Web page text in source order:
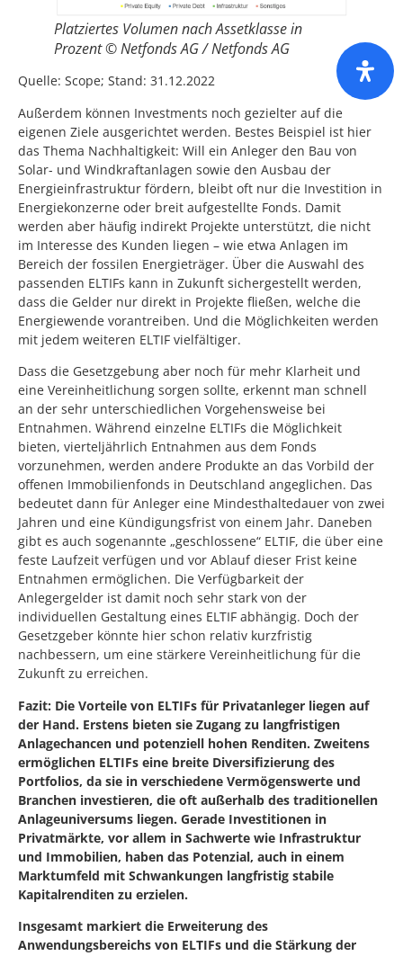
Platziertes Volumen nach Assetklasse in
Prozent © Netfonds AG / Netfonds AG
Quelle: Scope; Stand: 31.12.2022
Außerdem können Investments noch gezielter auf die
eigenen Ziele ausgerichtet werden. Bestes Beispiel ist hier
das Thema Nachhaltigkeit: Will ein Anleger den Bau von
Solar- und Windkraftanlagen sowie den Ausbau der
Energieinfrastruktur fördern, bleibt oft nur die Investition in
Energiekonzerne oder breit aufgestellte Fonds. Damit
werden aber häufig indirekt Projekte unterstützt, die nicht
im Interesse des Kunden liegen – wie etwa Anlagen im
Bereich der fossilen Energieträger. Über die Auswahl des
passenden ELTIFs kann in Zukunft sichergestellt werden,
dass die Gelder nur direkt in Projekte fließen, welche die
Energiewende vorantreiben. Und die Möglichkeiten werden
mit jedem weiteren ELTIF vielfältiger.
Dass die Gesetzgebung aber noch für mehr Klarheit und
eine Vereinheitlichung sorgen sollte, erkennt man schnell
an der sehr unterschiedlichen Vorgehensweise bei
Entnahmen. Während einzelne ELTIFs die Möglichkeit
bieten, vierteljährlich Entnahmen aus dem Fonds
vorzunehmen, werden andere Produkte an das Vorbild der
offenen Immobilienfonds in Deutschland angeglichen. Das
bedeutet dann für Anleger eine Mindesthaltedauer von zwei
Jahren und eine Kündigungsfrist von einem Jahr. Daneben
gibt es auch sogenannte „geschlossene“ ELTIF, die über eine
feste Laufzeit verfügen und vor Ablauf dieser Frist keine
Entnahmen ermöglichen. Die Verfügbarkeit der
Anlegergelder ist damit noch sehr stark von der
individuellen Gestaltung eines ELTIF abhängig. Doch der
Gesetzgeber könnte hier schon relativ kurzfristig
nachbessern, um eine stärkere Vereinheitlichung für die
Zukunft zu erreichen.
Fazit: Die Vorteile von ELTIFs für Privatanleger liegen auf
der Hand. Erstens bieten sie Zugang zu langfristigen
Anlagechancen und potenziell hohen Renditen. Zweitens
ermöglichen ELTIFs eine breite Diversifizierung des
Portfolios, da sie in verschiedene Vermögenswerte und
Branchen investieren, die oft außerhalb des traditionellen
Anlageuniversums liegen. Gerade Investitionen in
Privatmärkte, vor allem in Sachwerte wie Infrastruktur
und Immobilien, haben das Potenzial, auch in einem
Marktumfeld mit Schwankungen langfristig stabile
Kapitalrenditen zu erzielen.
Insgesamt markiert die Erweiterung des
Anwendungsbereichs von ELTIFs und die Stärkung der